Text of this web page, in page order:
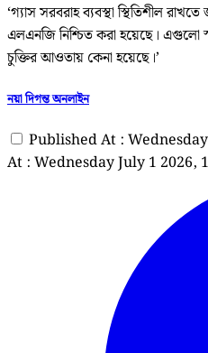
‘গ্যাস সরবরাহ ব্যবস্থা স্থিতিশীল
এলএনজি নিশ্চিত করা হয়েছে। এগুলো
চুক্তির আওতায় কেনা হয়েছে।’
নয়া দিগন্ত অনলাইন
Published At :
At : Wednesday July 1 2026,